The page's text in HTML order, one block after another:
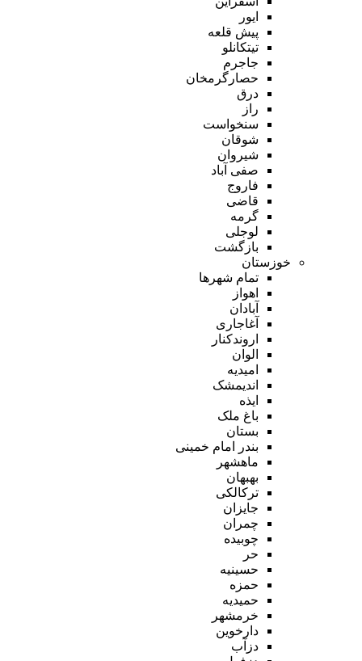
ایور
پیش قلعه
تیتکانلو
جاجرم
حصارگرمخان
درق
راز
سنخواست
شوقان
شیروان
صفی آباد
فاروج
قاضی
گرمه
لوجلی
بازگشت
خوزستان
تمام شهر‌ها
اهواز
آبادان
آغاجاری
اروندکنار
الوان
امیدیه
اندیمشک
ایذه
باغ ملک
بستان
بندر امام خمینی
ماهشهر
بهبهان
ترکالکی
جایزان
چمران
چوبیده
حر
حسینیه
حمزه
حمیدیه
خرمشهر
دارخوین
دزآب